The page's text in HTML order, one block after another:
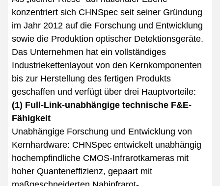
konzentriert sich CHNSpec seit seiner Gründung
im Jahr 2012 auf die Forschung und Entwicklung
sowie die Produktion optischer Detektionsgeräte.
Das Unternehmen hat ein vollständiges
Industriekettenlayout von den Kernkomponenten
bis zur Herstellung des fertigen Produkts
geschaffen und verfügt über drei Hauptvorteile:
(1) Full-Link-unabhängige technische F&E-
Fähigkeit
Unabhängige Forschung und Entwicklung von
Kernhardware: CHNSpec entwickelt unabhängig
hochempfindliche CMOS-Infrarotkameras mit
hoher Quanteneffizienz, gepaart mit